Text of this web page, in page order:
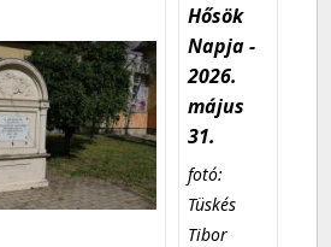
Hősök
Napja -
2026.
május
31.
fotó:
Tüskés
Tibor